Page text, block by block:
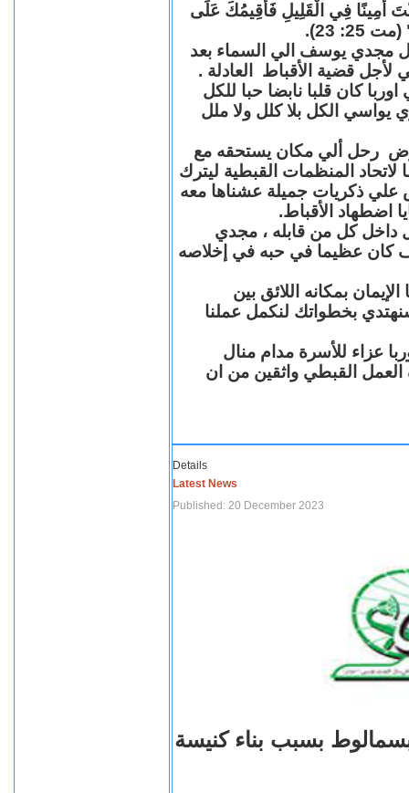
أَمِينًا فِي الْقَلِيلِ فَأُقِيمُكَ عَلَى
23).
مجدي يوسف الي السماء بعد
قضية الأقباط العادلة .
كان قلبا نابضا حبا للكل
يواسي الكل بلا كلل ولا ملل
رحل ألي مكان يستحقه مع
المنظمات القبطية ليترك
علي ذكريات جميلة عشناها معه
اضطهاد الأقباط.
داخل كل من قابله ، مجدي
عظيما في حبه في إخلاصه
بمكانه اللائق بين
بخطواتك لنكمل عملنا
عزاء للأسرة مدام منال
العمل القبطي واثقين من ان
Details
Latest News
Published: 20 December 2023
بسبب بناء كنيسة